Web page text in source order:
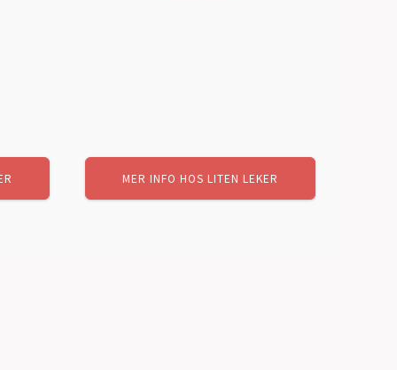
MER INFO HOS LITEN LEKER